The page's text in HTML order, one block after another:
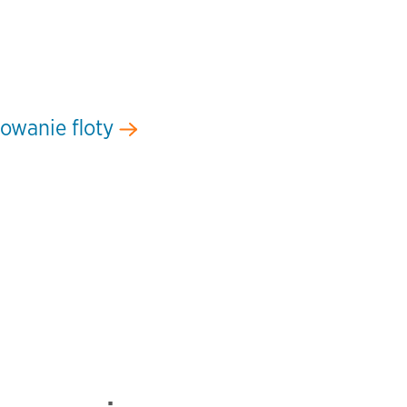
floty